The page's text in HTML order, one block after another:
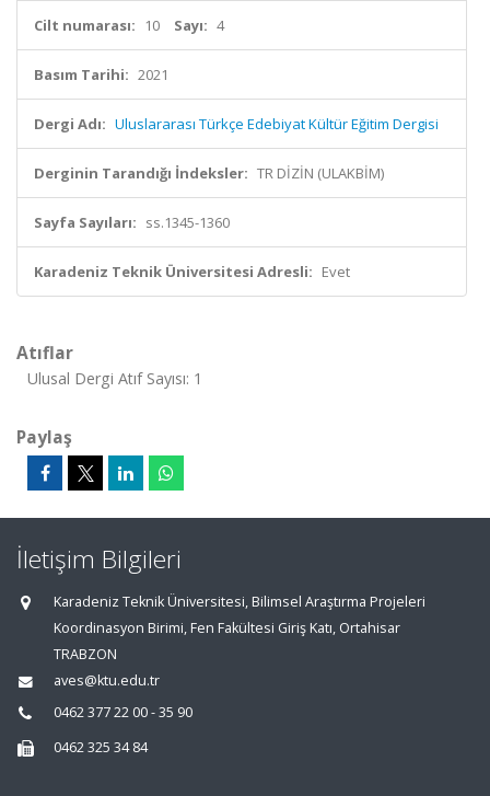
Cilt numarası: 10 Sayı: 4
Basım Tarihi: 2021
Dergi Adı: Uluslararası Türkçe Edebiyat Kültür Eğitim Dergisi
Derginin Tarandığı İndeksler: TR DİZİN (ULAKBİM)
Sayfa Sayıları: ss.1345-1360
Karadeniz Teknik Üniversitesi Adresli: Evet
Atıflar
Ulusal Dergi Atıf Sayısı: 1
Paylaş
İletişim Bilgileri
Karadeniz Teknik Üniversitesi, Bilimsel Araştırma Projeleri
Koordinasyon Birimi, Fen Fakültesi Giriş Katı, Ortahisar
TRABZON
aves@ktu.edu.tr
0462 377 22 00 - 35 90
0462 325 34 84